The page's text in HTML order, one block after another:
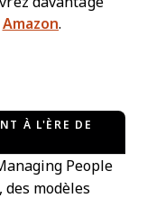
Amazon.
À L'ÈRE DE
People
des modèles